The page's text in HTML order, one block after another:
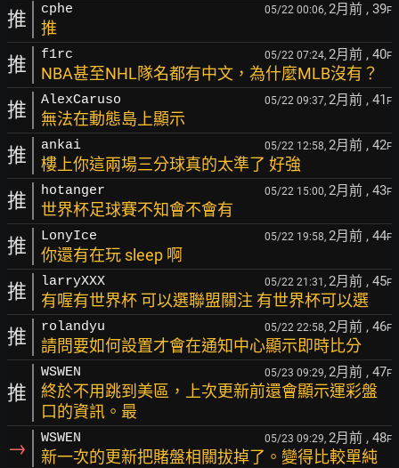
推 cphe 05/22 00:06, 2月前 , 39F
推
推 f1rc 05/22 07:24, 2月前 , 40F
NBA甚至NHL隊名都有中文，為什麼MLB沒有？
推 AlexCaruso 05/22 09:37, 2月前 , 41 F
無法在動態島上顯示
推 ankai 05/22 12:58, 2月前 , 42F
樓上你這兩場三分球真的太準了 好強
推 hotanger 05/22 15:00, 2月前 , 43F
世界杯足球賽不知會不會有
推 LonyIce 05/22 19:58, 2月前 , 44F
你還有在玩 sleep 啊
推 larryXXX 05/22 21:31, 2月前 , 45F
有喔有世界杯 可以選聯盟關注 有世界杯可以選
推 rolandyu 05/22 22:58, 2月前 , 46F
請問要如何設置才會在通知中心顯示即時比分
推
WSWEN 05/23 09:29, 2月前 , 47F
終於不用跳到美區，上次更新前還會顯示運彩盤
口的資訊。最
→ WSWEN 05/23 09:29, 2月前 , 48F
新一次的更新把賭盤相關拔掉了。變得比較單純